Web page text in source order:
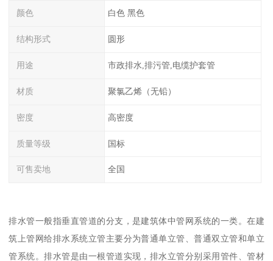
颜色 白色 黑色
结构形式 圆形
用途 市政排水,排污管,电缆护套管
材质 聚氯乙烯（无铅）
密度 高密度
质量等级 国标
可售卖地 全国
排水管一般指垂直管道的分支，是建筑体中管网系统的一类。在建
筑上管网给排水系统立管主要分为普通单立管、普通双立管和单立
管系统。排水管是由一根管道实现，排水立管分别采用管件、管材